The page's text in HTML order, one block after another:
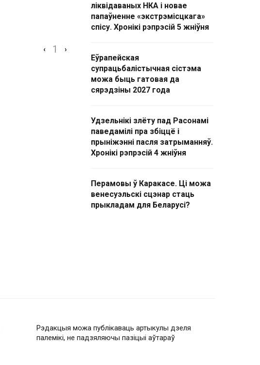
‹ 1 ›
ліквідаваных НКА і новае
папаўненне «экстрэмісцкага»
спісу. Хронікі рэпрэсій 5 жніўня
Еўрапейская
супрацьбалістычная сістэма
можа быць гатовая да
сярэдзіны 2027 года
Удзельнікі злёту пад Расонамі
паведамілі пра збіццё і
прыніжэнні пасля затрыманняў.
Хронікі рэпрэсій 4 жніўня
Перамовы ў Каракасе. Ці можа
венесуэльскі сцэнар стаць
прыкладам для Беларусі?
Рэдакцыя можа публікаваць артыкулы дзеля
палемікі, не падзяляючы пазіцыі аўтараў